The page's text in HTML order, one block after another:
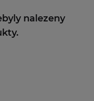
nalezeny